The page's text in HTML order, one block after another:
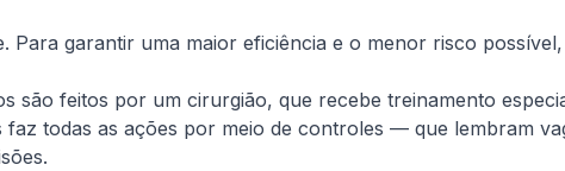
Para garantir uma maior eficiência e o menor risco
são feitos por um cirurgião, que recebe treinamento
todas as ações por meio de controles — que lembram